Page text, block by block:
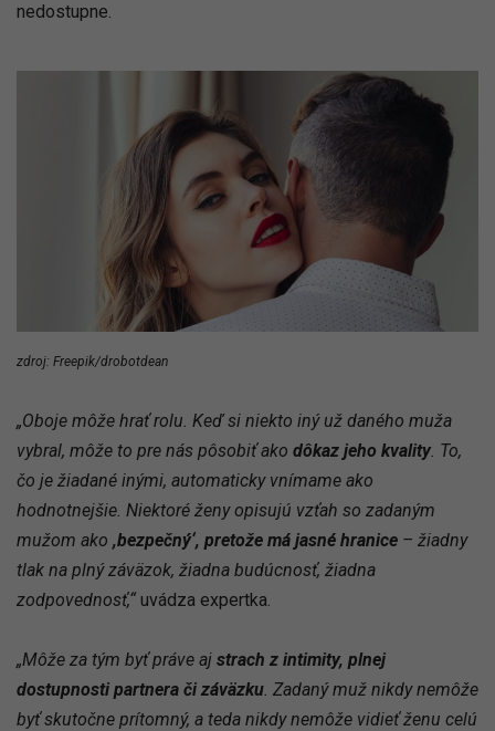
nedostupne.
zdroj: Freepik/drobotdean
„Oboje môže hrať rolu. Keď si niekto iný už daného muža
vybral, môže to pre nás pôsobiť ako dôkaz jeho kvality . To,
čo je žiadané inými, automaticky vnímame ako
hodnotnejšie. Niektoré ženy opisujú vzťah so zadaným
mužom ako ,bezpečný‘, pretože má jasné hranice – žiadny
tlak na plný záväzok, žiadna budúcnosť, žiadna
zodpovednosť,“ uvádza expertka.
„Môže za tým byť práve aj strach z intimity, plnej
dostupnosti partnera či záväzku . Zadaný muž nikdy nemôže
byť skutočne prítomný, a teda nikdy nemôže vidieť ženu celú